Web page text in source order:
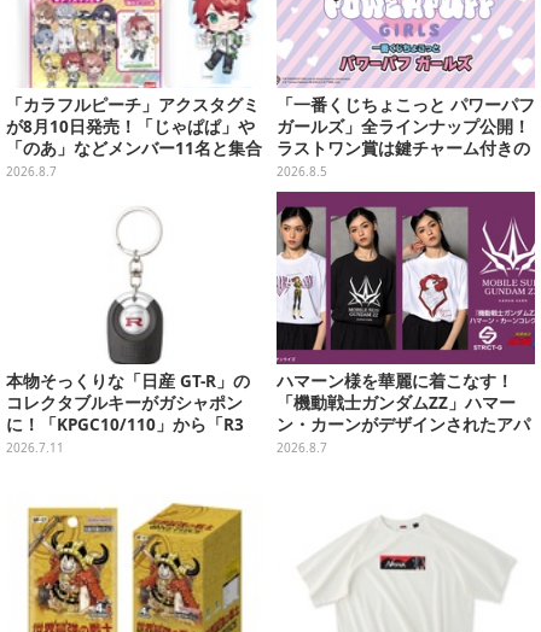
「カラフルピーチ」アクスタグミ
が8月10日発売！「じゃぱぱ」や
「のあ」などメンバー11名と集合
デザイン全15種、ボールチェーン
2026.8.7
「一番くじちょこっと パワーパフ
ガールズ」全ラインナップ公開！
ラストワン賞は鍵チャーム付きの
シール帳スペシャルセットを用意
2026.8.5
本物そっくりな「日産 GT-R」の
コレクタブルキーがガシャポン
に！「KPGC10/110」から「R3
5」まで歴代6種
2026.7.11
ハマーン様を華麗に着こなす！
「機動戦士ガンダムZZ」ハマー
ン・カーンがデザインされたアパ
レルが販売
2026.8.7